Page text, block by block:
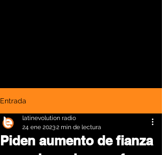
Entrada
Piden aumento de fianza
latinevolution radio
24 ene 20232 min de lectura